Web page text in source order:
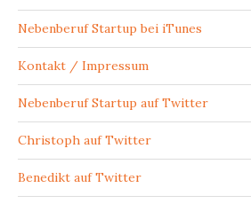
Nebenberuf Startup bei iTunes
Kontakt / Impressum
Nebenberuf Startup auf Twitter
Christoph auf Twitter
Benedikt auf Twitter